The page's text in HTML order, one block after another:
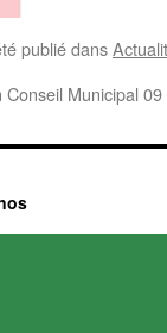
publié dans
Municipal 09